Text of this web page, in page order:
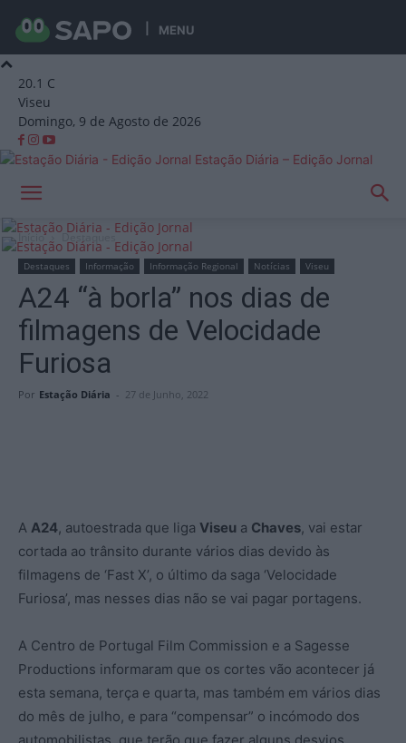
MENU
20.1 C
Viseu
Domingo, 9 de Agosto de 2026
Estação Diária – Edição Jornal
Início Destaques
Destaques Informação Informação Regional Notícias Viseu
A24 “à borla” nos dias de
filmagens de Velocidade
Furiosa
Por Estação Diária - 27 de Junho, 2022
A A24, autoestrada que liga Viseu a Chaves, vai estar
cortada ao trânsito durante vários dias devido às
filmagens de ‘Fast X’, o último da saga ‘Velocidade
Furiosa’, mas nesses dias não se vai pagar portagens.
A Centro de Portugal Film Commission e a Sagesse
Productions informaram que os cortes vão acontecer já
esta semana, terça e quarta, mas também em vários dias
do mês de julho, e para “compensar” o incómodo dos